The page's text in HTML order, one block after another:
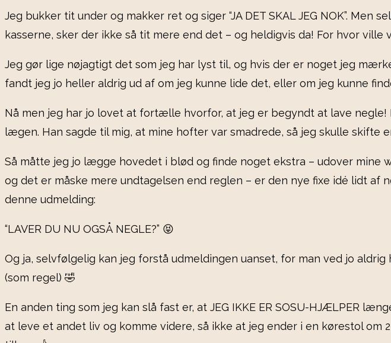
Jeg bukker tit under og makker ret og siger “JA DET SKAL JEG NOK”.
kasserne, sker der ikke så tit mere end det – og heldigvis da! For hvor
Jeg gør lige nøjagtigt det som jeg har lyst til, og hvis der er noget jeg
fandt jeg jo heller aldrig ud af om jeg kunne lide det, eller om jeg kunne
Nå men jeg har jo lovet at fortælle hvorfor, at jeg er begyndt at lave
lægen. Han sagde til mig, at mine hofter var smadrede, så jeg skulle skifte
Så måtte jeg jo lægge hovedet i blød og finde noget ekstra – udover mine
og det er måske mere undtagelsen end reglen – er den nye fixe idé lidt af
denne udmelding:
“LAVER DU NU OGSÅ NEGLE?” 😝
Og ja, selvfølgelig kan jeg forstå udmeldingen uanset, for man ved jo
(som regel) 🤣
En anden ting som jeg kan slå fast er, at JEG IKKE ER SOSU-HJÆLPER
at leve et andet liv og komme videre, så ikke at jeg ender i en kørestol om